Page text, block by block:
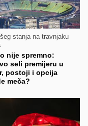
stanja na travnjaku
nije spremno:
seli premijeru u
postoji i opcija
meča?